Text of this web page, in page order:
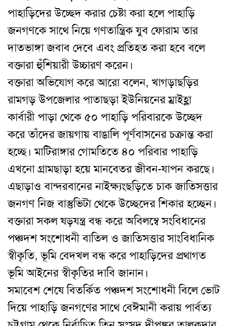
পাহাড়িদের উচ্ছেদ করার চেষ্টা করা হলে পাহাড়ি
জনগণকে সাথে নিয়ে গণতান্ত্রিক যুব ফোরাম তার
দাতভাঙ্গা জবাব দেবে এবং প্রতিহত করা হবে বলে
বক্তারা হুঁশিয়ারী উচ্চারণ করেন।
বক্তারা অভিযোগ করে আরো বলেন, খাগড়াছড়ির
রামগড় উপজেলার পাতাছড়া ইউনিয়নের ম্রাইহ্লা
কার্বারী পাড়া থেকে ৫০ পাহাড়ি পরিবারকে উচ্ছেদ
করে তাঁদের জায়গায় বাঙালি পূর্ণবাসনের চক্রান্ত করা
হচ্ছে। মাটিরাঙ্গার গোমতিতে ৪০ পরিবার পাহাড়ি
এখনো গ্রামছাড়া হয়ে মানবেতর জীবন-যাপন করছে।
এছাড়াও বান্দরবানের নাইক্ষ্যংছড়িতে চাক জাতিসত্তার
জনগণ নিজ বাস্তুভিটা থেকে উচ্ছেদের শিকার হচ্ছেন।
বক্তারা সকল ষড়যন্ত্র বন্ধ করে অবিলম্বে সংবিধানের
পঞ্চদশ সংশোধনী বাতিল ও জাতিসত্তার সাংবিধানিক
স্বীকৃতি, ভূমি বেদখল বন্ধ করে পাহাড়িদের প্রথাগত
ভূমি আইনের স্বীকৃতির দাবি জানান।
সমাবেশ শেষে বিতর্কিত পঞ্চদশ সংশোধনী বিলে ভোট
দিয়ে পাহাড়ি জনগণের সাথে বেঈমানী করায় পার্বত্য